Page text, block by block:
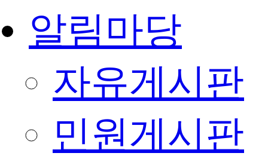
알림마당
자유게시판
민원게시판